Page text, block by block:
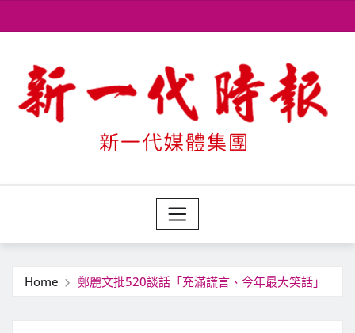
to
Home 鄭麗文批520談話「充滿謊言、今年最大笑話」